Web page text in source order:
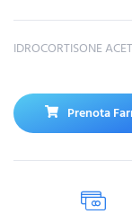
IDROCORTISONE
Prenota